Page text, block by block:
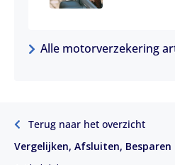
Alle motorverzekering
Terug naar het overzicht
Vergelijken, Afsluiten,